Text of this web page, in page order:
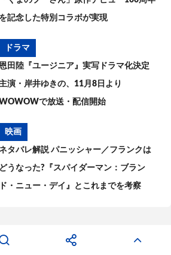
を記念した特別コラボが実現
ドラマ
田陸『ユージニア』実写ドラマ化決定
演・岸井ゆきの、11月8日より
で放送・配信開始
映画
タバレ解説 パニッシャー／フランクは
どうなった?『スパイダーマン：ブラン
ド・ニュー・デイ』とこれまでを考察